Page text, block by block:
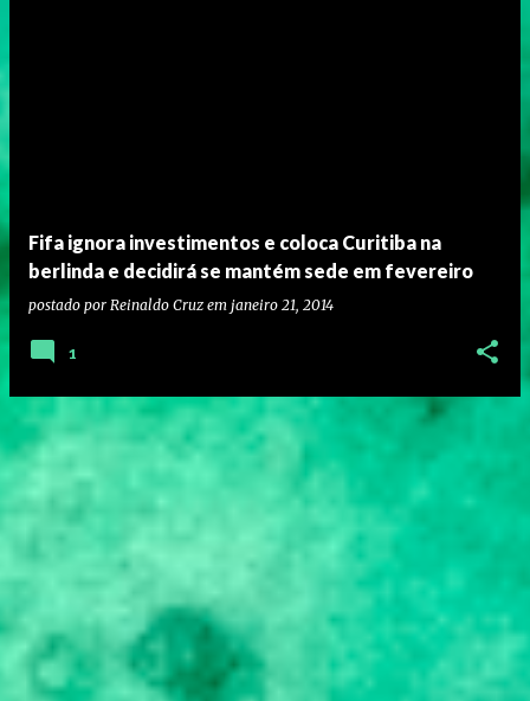
Fifa ignora investimentos e coloca Curitiba na
berlinda e decidirá se mantém sede em fevereiro
postado por Reinaldo Cruz em janeiro 21, 2014
1